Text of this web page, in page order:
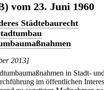
vom 23. Juni 1960
Städtebaurecht
2013]
in Stadt- und
im öffentlichen